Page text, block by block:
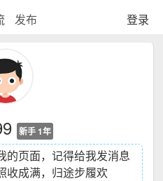
发布 登录
新手 1年
的页面，记得给我发消息
收成满，归途步履欢